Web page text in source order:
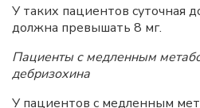
У таких пациентов суточная
должна превышать 8 мг.
Пациенты с медленным
дебризохина
У пациентов с медленным